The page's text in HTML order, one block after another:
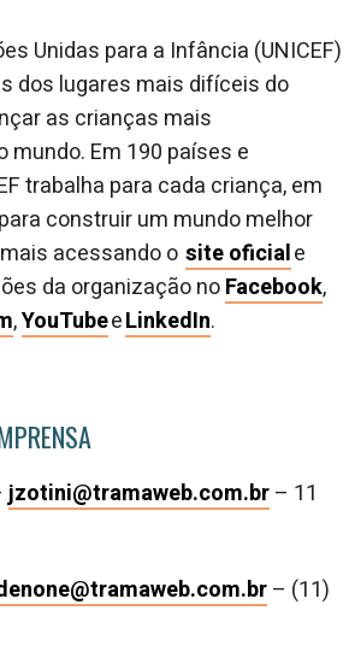
Unidas para a Infância (UNICEF)
dos lugares mais difíceis do
as crianças mais
Em 190 países e
trabalha para cada criança, em
construir um mundo melhor
acessando o site oficiale
da organização noFacebook,
,YouTubeeLinkedIn.
jzotini@tramaweb.com.br– 11
– (11)